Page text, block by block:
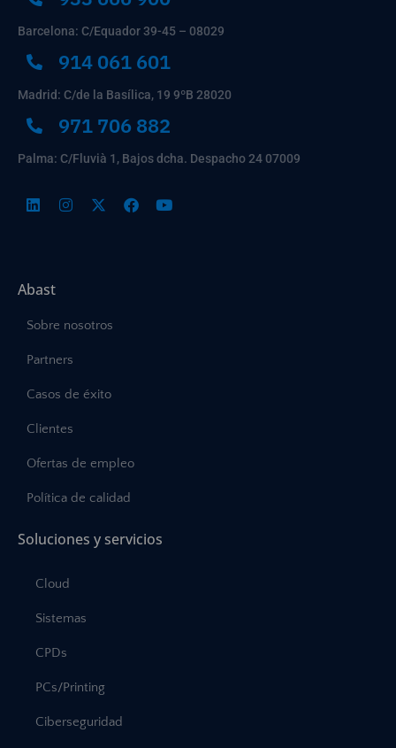
Barcelona: C/Equador 39-45 – 08029
914 061 601
Madrid: C/de la Basílica, 19 9ºB 28020
971 706 882
Palma: C/Fluvià 1, Bajos dcha. Despacho 24 07009
Abast
Sobre nosotros
Partners
Casos de éxito
Clientes
Ofertas de empleo
Política de calidad
Soluciones y servicios
Cloud
Sistemas
CPDs
PCs/Printing
Ciberseguridad